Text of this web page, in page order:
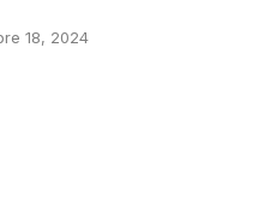
18, 2024